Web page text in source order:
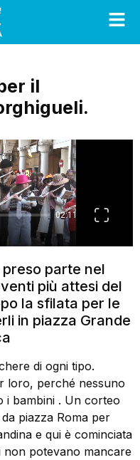
il
parte nel
più attesi del
la sfilata per le
in piazza Grande
di ogni tipo.
loro, perché nessuno
i bambini . Un corteo
piazza Roma per
e qui è cominciata
potevano mancare